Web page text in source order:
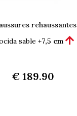
rehaussantes
sable +7,5 cm
€ 189.90